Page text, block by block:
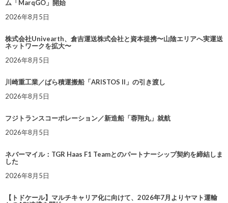
ム「MarqGO」開始
2026年8月5日
株式会社Univearth、倉吉運送株式会社と資本提携〜山陰エリアへ実運送
ネットワークを拡大〜
2026年8月5日
川崎重工業／ばら積運搬船「ARISTOS II」の引き渡し
2026年8月5日
フジトランスコーポレーション／新造船「蓉翔丸」就航
2026年8月5日
ネバーマイル：TGR Haas F1 Teamとのパートナーシップ契約を締結しま
した
2026年8月5日
【トドケール】マルチキャリア化に向けて、2026年7月よりヤマト運輸